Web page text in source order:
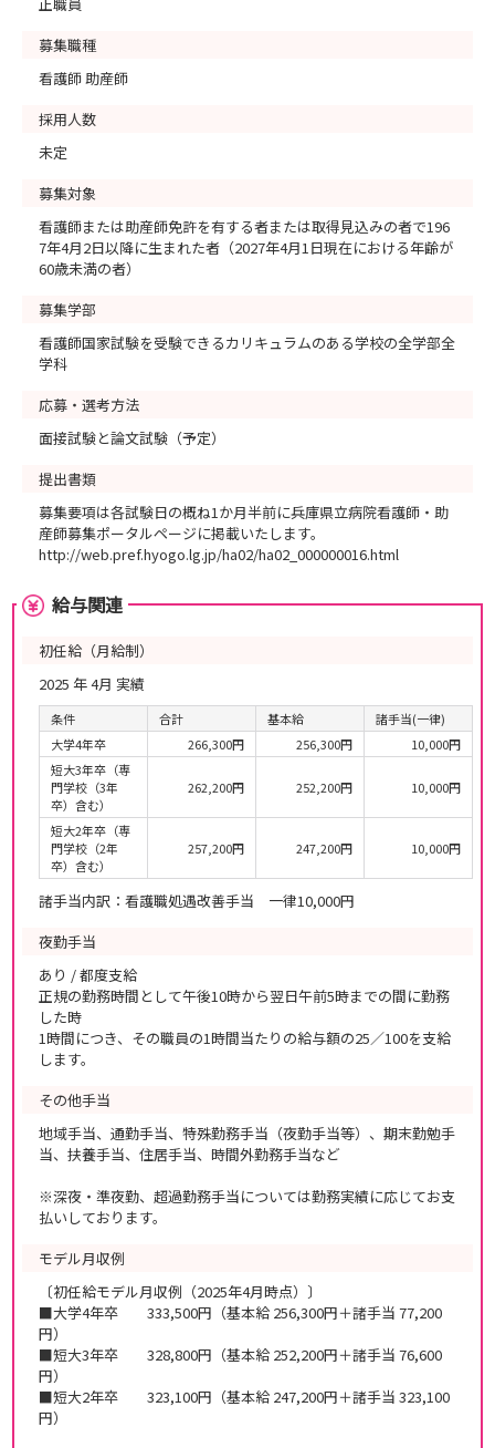
募集職種
看護師 助産師
採用人数
未定
募集対象
看護師または助産師免許を有する者または取得見込みの者で196
7年4月2日以降に生まれた者（2027年4月1日現在における年齢が
60歳未満の者）
募集学部
看護師国家試験を受験できるカリキュラムのある学校の全学部全
学科
応募・選考方法
面接試験と論文試験（予定）
提出書類
募集要項は各試験日の概ね1か月半前に兵庫県立病院看護師・助
産師募集ポータルページに掲載いたします。
http://web.pref.hyogo.lg.jp/ha02/ha02_000000016.html
給与関連
初任給（月給制）
2025 年 4月 実績
条件 合計 基本給
諸手当(一律)
大学4年卒
266,300円 256,300円
10,000円
短大3年卒（専
門学校（3年
卒）含む）
262,200円 252,200円 10,000円
短大2年卒（専
門学校（2年
卒）含む）
257,200円 247,200円 10,000円
諸手当内訳：看護職処遇改善手当 一律10,000円
夜勤手当
あり / 都度支給
正規の勤務時間として午後10時から翌日午前5時までの間に勤務
した時
1時間につき、その職員の1時間当たりの給与額の25／100を支給
します。
その他手当
地域手当、通勤手当、特殊勤務手当（夜勤手当等）、期末勤勉手
当、扶養手当、住居手当、時間外勤務手当など
※深夜・準夜勤、超過勤務手当については勤務実績に応じてお支
払いしております。
モデル月収例
〔初任給モデル月収例（2025年4月時点）〕
■大学4年卒 333,500円（基本給 256,300円＋諸手当 77,200
円）
■短大3年卒 328,800円（基本給 252,200円＋諸手当 76,600
円）
■短大2年卒 323,100円（基本給 247,200円＋諸手当 323,100
円）